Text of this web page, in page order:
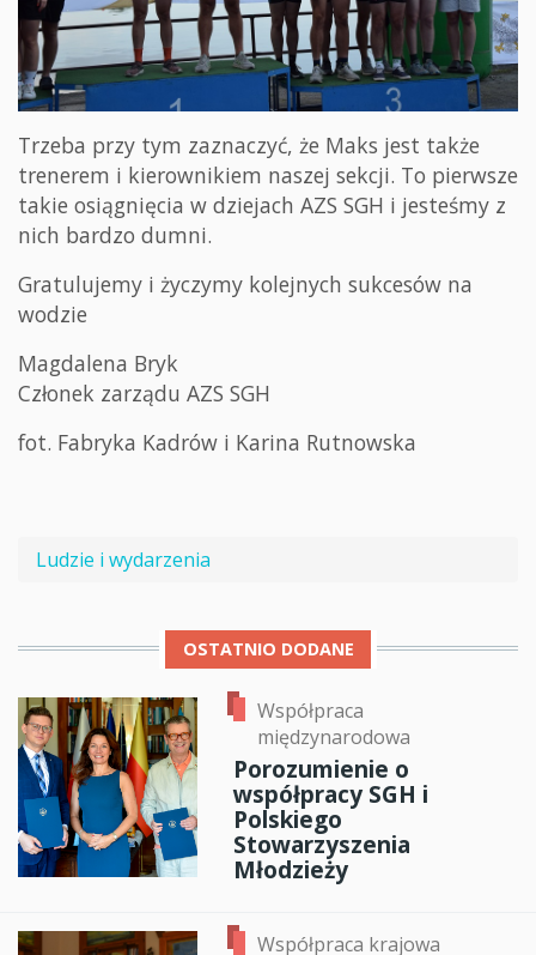
Trzeba przy tym zaznaczyć, że Maks jest także
trenerem i kierownikiem naszej sekcji. To pierwsze
takie osiągnięcia w dziejach AZS SGH i jesteśmy z
nich bardzo dumni.
Gratulujemy i życzymy kolejnych sukcesów na
wodzie
Magdalena Bryk
Członek zarządu AZS SGH
fot. Fabryka Kadrów i Karina Rutnowska
Ludzie i wydarzenia
OSTATNIO DODANE
Współpraca
międzynarodowa
Porozumienie o
współpracy SGH i
Polskiego
Stowarzyszenia
Młodzieży
Współpraca krajowa